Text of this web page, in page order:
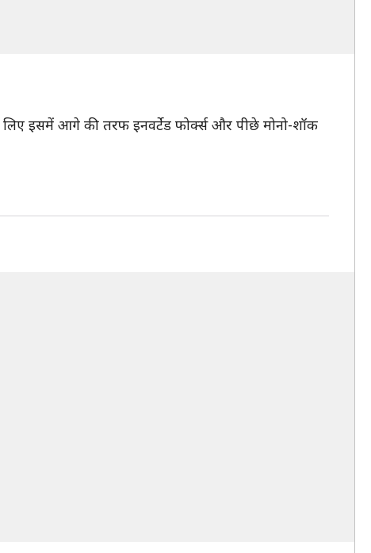
लिए इसमें आगे की तरफ इनवर्टेड फोर्क्स और पीछे मोनो-शॉक